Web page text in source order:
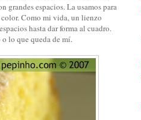
grandes espacios. La usamos para
Como mi vida, un lienzo
hasta dar forma al cuadro.
o lo que queda de mí.